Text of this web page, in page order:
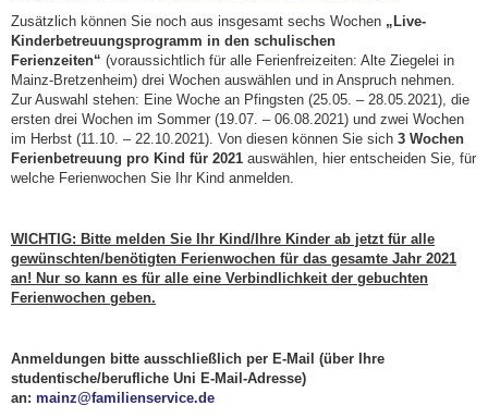
Zusätzlich können Sie noch aus insgesamt sechs Wochen „Live-
Kinderbetreuungsprogramm in den schulischen
Ferienzeiten“ (voraussichtlich für alle Ferienfreizeiten: Alte Ziegelei in
Mainz-Bretzenheim) drei Wochen auswählen und in Anspruch nehmen.
Zur Auswahl stehen: Eine Woche an Pfingsten (25.05. – 28.05.2021), die
ersten drei Wochen im Sommer (19.07. – 06.08.2021) und zwei Wochen
im Herbst (11.10. – 22.10.2021). Von diesen können Sie sich 3 Wochen
Ferienbetreuung pro Kind für 2021 auswählen, hier entscheiden Sie, für
welche Ferienwochen Sie Ihr Kind anmelden.
WICHTIG: Bitte melden Sie Ihr Kind/Ihre Kinder ab jetzt für alle
gewünschten/benötigten Ferienwochen für das gesamte Jahr 2021
an! Nur so kann es für alle eine Verbindlichkeit der gebuchten
Ferienwochen geben.
Anmeldungen bitte ausschließlich per E-Mail (über Ihre
studentische/berufliche Uni E-Mail-Adresse)
an: mainz@familienservice.de